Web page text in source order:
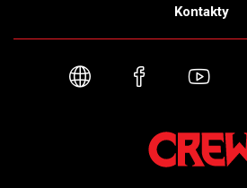
Kontakty
Webové stránky
Facebook